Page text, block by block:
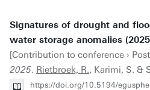
Signatures of drought and
water storage anomalies
[Contribution to conference ›
2025. Rietbroek, R., Karimi, S. &
https://doi.org/10.5194/